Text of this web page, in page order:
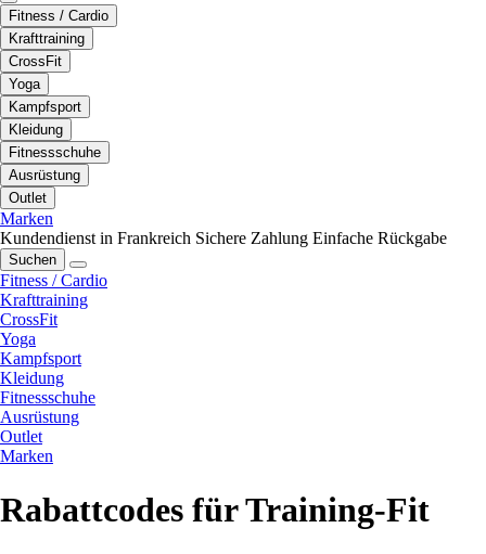
Fitness / Cardio
Krafttraining
CrossFit
Yoga
Kampfsport
Kleidung
Fitnessschuhe
Ausrüstung
Outlet
Marken
Kundendienst in Frankreich Sichere Zahlung Einfache Rückgabe
Suchen
Fitness / Cardio
Krafttraining
CrossFit
Yoga
Kampfsport
Kleidung
Fitnessschuhe
Ausrüstung
Outlet
Marken
Rabattcodes für Training-Fit